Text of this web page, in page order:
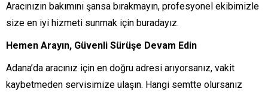
Aracınızın bakımını şansa bırakmayın, profesyonel ekibimizle
size en iyi hizmeti sunmak için buradayız.
Hemen Arayın, Güvenli Sürüşe Devam Edin
Adana’da aracınız için en doğru adresi arıyorsanız, vakit
kaybetmeden servisimize ulaşın. Hangi semtte olursanız